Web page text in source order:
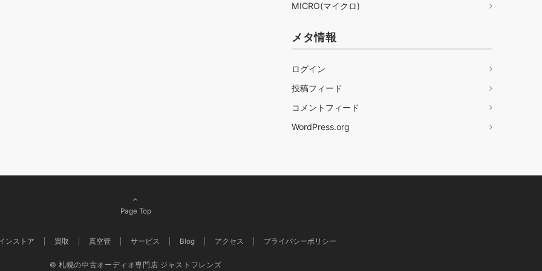
MICRO(マイクロ)
メタ情報
ログイン
投稿フィード
コメントフィード
WordPress.org
Page Top
ンストア 買取 真空管 サービス Blog アクセス プライバシーポリシー
© 札幌の中古オーディオ専門店 ジャストフレンズ